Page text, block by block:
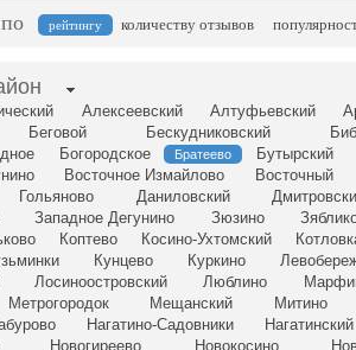
рейтингу количеству отзывов
Алексеевский Алтуфьевский
Беговой Бескудниковский
Богородское Братеево
Бутырский
Восточное Измайлово
Восточный
Гольяново Даниловский
Западное Дегунино Зюзино
Коптево Косино-Ухтомский
Кунцево Куркино
Лосиноостровский Люблино
Метрогородок Мещанский
Митино
Нагатино-Садовники
Новогиреево Новокосино